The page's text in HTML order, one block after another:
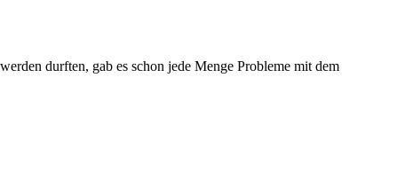
durften, gab es schon jede Menge Probleme mit dem